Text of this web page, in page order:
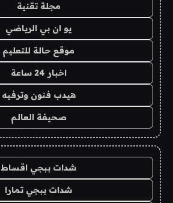
مجلة تقنية
يو ان بي الرياضي
موقع حالة للتعليم
اخبار 24 ساعة
هيدب فنون وترفيه
صحيفة العالم
شدات ببجي اقساط
شدات ببجي تمارا